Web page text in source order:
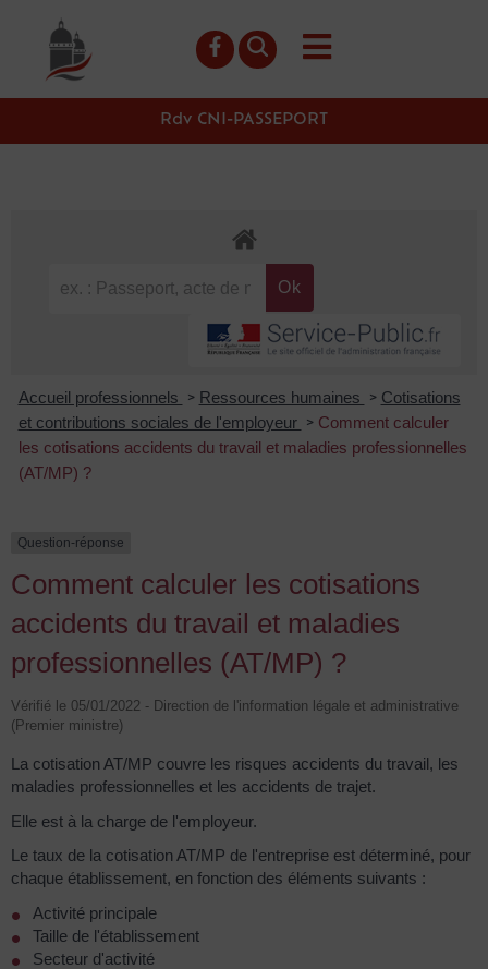
principal
Rdv CNI-PASSEPORT
Accueil professionnels > Ressources humaines > Cotisations
et contributions sociales de l'employeur
> Comment calculer
les cotisations accidents du travail et maladies professionnelles
(AT/MP) ?
Question-réponse
Comment calculer les cotisations
accidents du travail et maladies
professionnelles (AT/MP) ?
Vérifié le 05/01/2022 - Direction de l'information légale et administrative
(Premier ministre)
La cotisation AT/MP couvre les risques accidents du travail, les
maladies professionnelles et les accidents de trajet.
Elle est à la charge de l'employeur.
Le taux de la cotisation AT/MP de l'entreprise est déterminé, pour
chaque établissement, en fonction des éléments suivants :
Activité principale
Taille de l'établissement
Secteur d'activité